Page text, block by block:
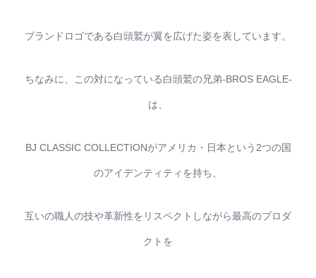
ブランドロゴである白頭鷲が翼を広げた姿を表しています。
ちなみに、この対になっている白頭鷲の兄弟-BROS EAGLE-
は、
BJ CLASSIC COLLECTIONがアメリカ・日本という2つの国
のアイデンティティを持ち、
互いの職人の技や革新性をリスペクトしながら最高のプロダ
クトを